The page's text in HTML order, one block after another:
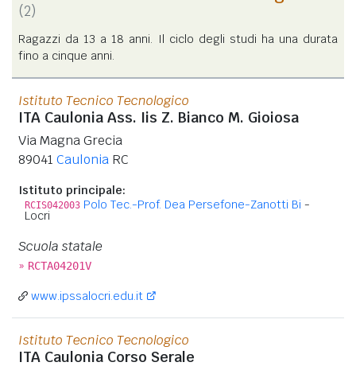
(2)
Ragazzi da 13 a 18 anni. Il ciclo degli studi ha una durata
fino a cinque anni.
Istituto Tecnico Tecnologico
ITA Caulonia Ass. Iis Z. Bianco M. Gioiosa
Via Magna Grecia
89041 Caulonia RC
Istituto principale:
RCIS042003 Polo Tec.-Prof. Dea Persefone-Zanotti Bi -
Locri
Scuola statale
» RCTA04201V
www.ipssalocri.edu.it
Istituto Tecnico Tecnologico
ITA Caulonia Corso Serale